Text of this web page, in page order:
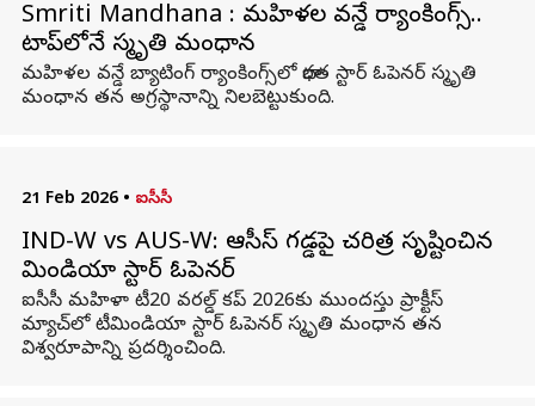
Smriti Mandhana : మహిళల వన్డే ర్యాంకింగ్స్‌..
టాప్‌లోనే స్మృతి మంధాన
మహిళల వన్డే బ్యాటింగ్‌ ర్యాంకింగ్స్‌లో భారత స్టార్ ఓపెనర్‌ స్మృతి
మంధాన తన అగ్రస్థానాన్ని నిలబెట్టుకుంది.
21 Feb 2026 • ఐసీసీ
IND-W vs AUS-W: ఆసీస్ గడ్డపై చరిత్ర సృష్టించిన
టీమిండియా స్టార్ ఓపెనర్
ఐసీసీ మహిళా టీ20 వరల్డ్ కప్ 2026కు ముందస్తు ప్రాక్టీస్
మ్యాచ్‌లో టీమిండియా స్టార్ ఓపెనర్ స్మృతి మంధాన తన
విశ్వరూపాన్ని ప్రదర్శించింది.